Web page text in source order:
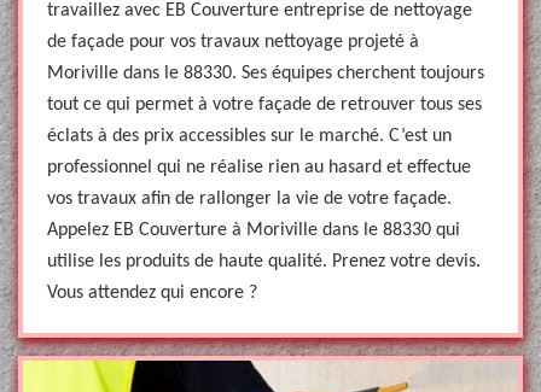
travaillez avec EB Couverture entreprise de nettoyage
de façade pour vos travaux nettoyage projeté à
Moriville dans le 88330. Ses équipes cherchent toujours
tout ce qui permet à votre façade de retrouver tous ses
éclats à des prix accessibles sur le marché. C’est un
professionnel qui ne réalise rien au hasard et effectue
vos travaux afin de rallonger la vie de votre façade.
Appelez EB Couverture à Moriville dans le 88330 qui
utilise les produits de haute qualité. Prenez votre devis.
Vous attendez qui encore ?